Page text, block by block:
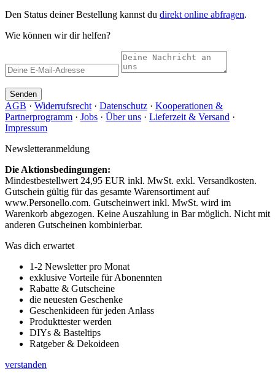
Den Status deiner Bestellung kannst du direkt online abfragen.
Wie können wir dir helfen?
Senden
AGB · Widerrufsrecht · Datenschutz · Kooperationen &
Partnerprogramm · Jobs · Über uns · Lieferzeit & Versand ·
Impressum
Newsletteranmeldung
Die Aktionsbedingungen:
Mindestbestellwert 24,95 EUR inkl. MwSt. exkl. Versandkosten.
Gutschein gültig für das gesamte Warensortiment auf
www.Personello.com. Gutscheinwert inkl. MwSt. wird im
Warenkorb abgezogen. Keine Auszahlung in Bar möglich. Nicht mit
anderen Gutscheinen kombinierbar.
Was dich erwartet
1-2 Newsletter pro Monat
exklusive Vorteile für Abonennten
Rabatte & Gutscheine
die neuesten Geschenke
Geschenkideen für jeden Anlass
Produkttester werden
DIYs & Basteltips
Ratgeber & Dekoideen
verstanden